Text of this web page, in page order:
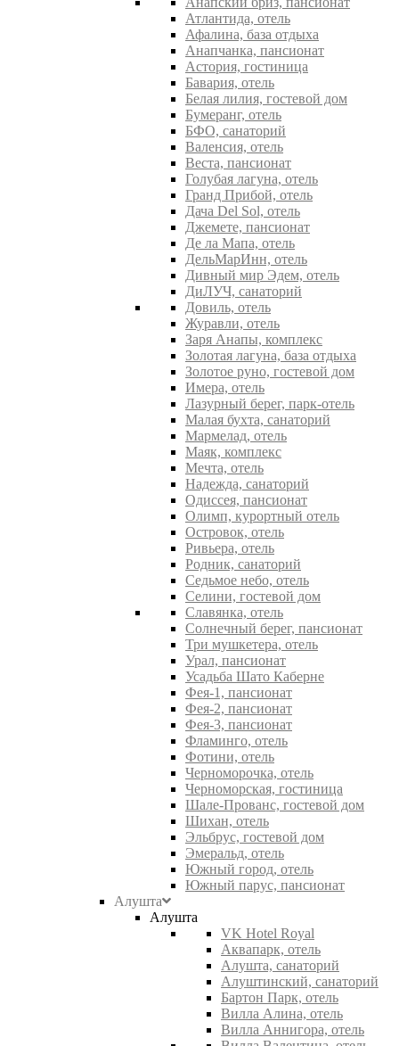
Атлантида, отель
Афалина, база отдыха
Анапчанка, пансионат
Астория, гостиница
Бавария, отель
Белая лилия, гостевой дом
Бумеранг, отель
БФО, санаторий
Валенсия, отель
Веста, пансионат
Голубая лагуна, отель
Гранд Прибой, отель
Дача Del Sol, отель
Джемете, пансионат
Де ла Мапа, отель
ДельМарИнн, отель
Дивный мир Эдем, отель
ДиЛУЧ, санаторий
Довиль, отель
Журавли, отель
Заря Анапы, комплекс
Золотая лагуна, база отдыха
Золотое руно, гостевой дом
Имера, отель
Лазурный берег, парк-отель
Малая бухта, санаторий
Мармелад, отель
Маяк, комплекс
Мечта, отель
Надежда, санаторий
Одиссея, пансионат
Олимп, курортный отель
Островок, отель
Ривьера, отель
Родник, санаторий
Седьмое небо, отель
Селини, гостевой дом
Славянка, отель
Солнечный берег, пансионат
Три мушкетера, отель
Урал, пансионат
Усадьба Шато Каберне
Фея-1, пансионат
Фея-2, пансионат
Фея-3, пансионат
Фламинго, отель
Фотини, отель
Черноморочка, отель
Черноморская, гостиница
Шале-Прованс, гостевой дом
Шихан, отель
Эльбрус, гостевой дом
Эмеральд, отель
Южный город, отель
Южный парус, пансионат
Алушта
Алушта
VK Hotel Royal
Аквапарк, отель
Алушта, санаторий
Алуштинский, санаторий
Бартон Парк, отель
Вилла Алина, отель
Вилла Аннигора, отель